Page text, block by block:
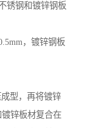
锈钢和镀锌钢板
，镀锌钢板
型，再将镀锌
锌板材复合在